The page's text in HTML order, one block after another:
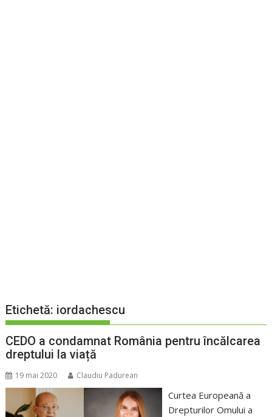
Etichetă: iordachescu
CEDO a condamnat România pentru încălcarea
dreptului la viață
19 mai 2020 Claudiu Padurean
Curtea Europeană a
Drepturilor Omului a